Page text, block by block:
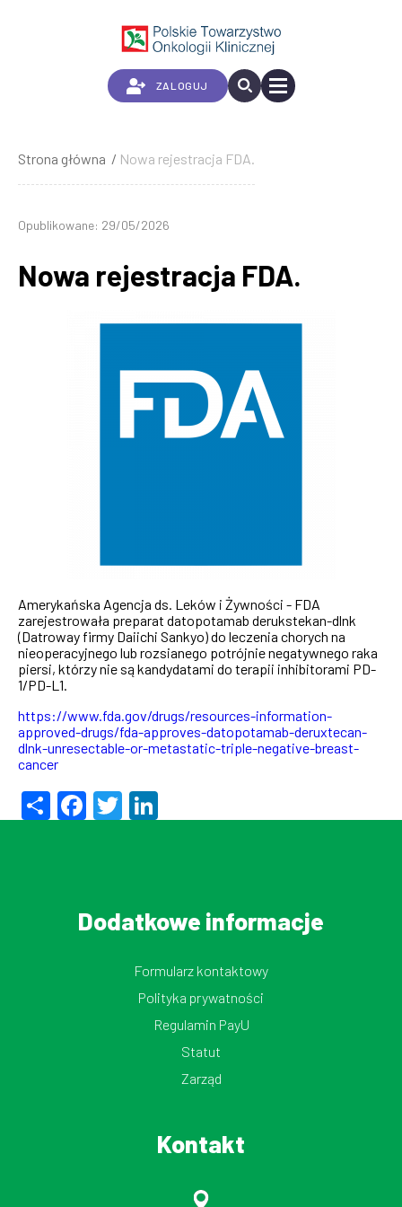
ZALOGUJ
Ścieżka
nawigacyjna
Strona główna Nowa rejestracja FDA.
Opublikowane: 29/05/2026
Nowa rejestracja FDA.
Amerykańska Agencja ds. Leków i Żywności - FDA
zarejestrowała preparat datopotamab derukstekan-dlnk
(Datroway firmy Daiichi Sankyo) do leczenia chorych na
nieoperacyjnego lub rozsianego potrójnie negatywnego raka
piersi, którzy nie są kandydatami do terapii inhibitorami PD-
1/PD-L1.
https://www.fda.gov/drugs/resources-information-
approved-drugs/fda-approves-datopotamab-deruxtecan-
dlnk-unresectable-or-metastatic-triple-negative-breast-
cancer
ShareFacebook
Twitter
Dodatkowe informacje
Formularz kontaktowy
Polityka prywatności
Regulamin PayU
Statut
Zarząd
Kontakt